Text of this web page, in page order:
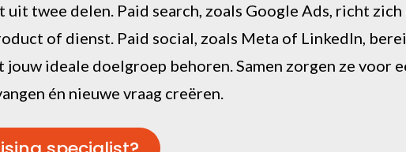
twee delen. Paid search, zoals Google Ads, richt zich
of dienst. Paid social, zoals Meta of LinkedIn,
ideale doelgroep behoren. Samen zorgen ze voor
én nieuwe vraag creëren.